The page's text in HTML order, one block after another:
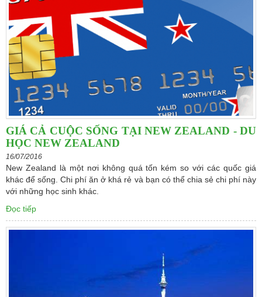
GIÁ CẢ CUỘC SỐNG TẠI NEW ZEALAND - DU
HỌC NEW ZEALAND
16/07/2016
New Zealand là một nơi không quá tốn kém so với các quốc giá
khác để sống. Chi phí ăn ở khá rẻ và bạn có thể chia sẻ chi phí này
với những học sinh khác.
Đọc tiếp